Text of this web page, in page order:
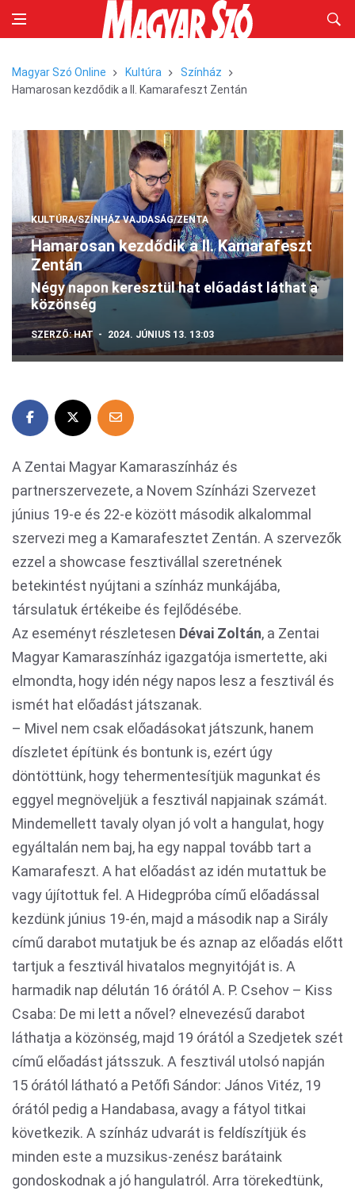
Magyar Szó Online Kultúra
Színház
Hamarosan kezdődik a II. Kamarafeszt Zentán
KULTÚRA/SZÍNHÁZ VAJDASÁG/ZENTA
Hamarosan kezdődik a II. Kamarafeszt
Zentán
Négy napon keresztül hat előadást láthat a
közönség
SZERZŐ:HAT 2024. JÚNIUS 13. 13:03
A Zentai Magyar Kamaraszínház és
partnerszervezete, a Novem Színházi Szervezet
június 19-e és 22-e között második alkalommal
szervezi meg a Kamarafesztet Zentán. A szervezők
ezzel a showcase fesztivállal szeretnének
betekintést nyújtani a színház munkájába,
társulatuk értékeibe és fejlődésébe.
Az eseményt részletesen Dévai Zoltán, a Zentai
Magyar Kamaraszínház igazgatója ismertette, aki
elmondta, hogy idén négy napos lesz a fesztivál és
ismét hat előadást játszanak.
– Mivel nem csak előadásokat játszunk, hanem
díszletet építünk és bontunk is, ezért úgy
döntöttünk, hogy tehermentesítjük magunkat és
eggyel megnöveljük a fesztivál napjainak számát.
Mindemellett tavaly olyan jó volt a hangulat, hogy
egyáltalán nem baj, ha egy nappal tovább tart a
Kamarafeszt. A hat előadást az idén mutattuk be
vagy újítottuk fel. A Hidegpróba című előadással
kezdünk június 19-én, majd a második nap a Sirály
című darabot mutatjuk be és aznap az előadás előtt
tartjuk a fesztivál hivatalos megnyitóját is. A
harmadik nap délután 16 órától A. P. Csehov – Kiss
Csaba: De mi lett a nővel? elnevezésű darabot
láthatja a közönség, majd 19 órától a Szedjetek szét
című előadást játsszuk. A fesztivál utolsó napján
15 órától látható a Petőfi Sándor: János Vitéz, 19
órától pedig a Handabasa, avagy a fátyol titkai
következik. A színház udvarát is feldíszítjük és
minden este a muzsikus-zenész barátaink
gondoskodnak a jó hangulatról. Arra törekedtünk,